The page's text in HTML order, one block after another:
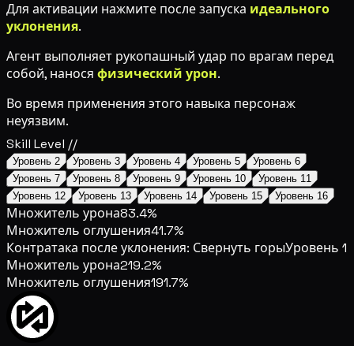
Для активации нажмите после запуска идеального
уклонения.
Агент выполняет рукопашный удар по врагам перед
собой, нанося физический урон.
Во время применения этого навыка персонаж
неуязвим.
Skill Level //
Уровень 2 Уровень 3 Уровень 4 Уровень 5
Уровень 6
Уровень 7
Уровень 8 Уровень 9 Уровень 10
Уровень 11
Уровень 12
Уровень 13 Уровень 14 Уровень 15 Уровень 16
Множитель урона83.4%
Множитель оглушения41.7%
Контратака после уклонения: Свернуть горыУровень 1
Множитель урона219.2%
Множитель оглушения191.7%